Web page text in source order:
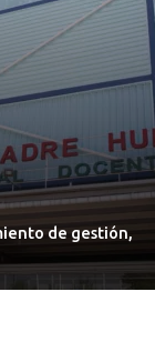
de gestión,